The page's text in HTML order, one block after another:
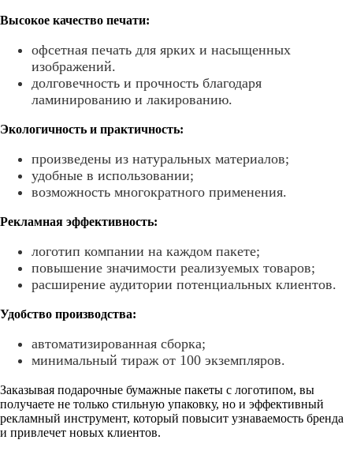
Высокое качество печати:
офсетная печать для ярких и насыщенных
изображений.
долговечность и прочность благодаря
ламинированию и лакированию.
Экологичность и практичность:
произведены из натуральных материалов;
удобные в использовании;
возможность многократного применения.
Рекламная эффективность:
логотип компании на каждом пакете;
повышение значимости реализуемых товаров;
расширение аудитории потенциальных клиентов.
Удобство производства:
автоматизированная сборка;
минимальный тираж от 100 экземпляров.
Заказывая подарочные бумажные пакеты с логотипом, вы
получаете не только стильную упаковку, но и эффективный
рекламный инструмент, который повысит узнаваемость бренда
и привлечет новых клиентов.